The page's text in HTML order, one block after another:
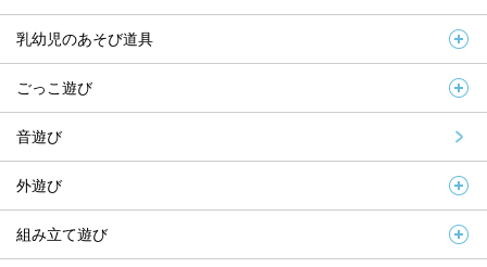
乳幼児のあそび道具
ごっこ遊び
音遊び
外遊び
組み立て遊び